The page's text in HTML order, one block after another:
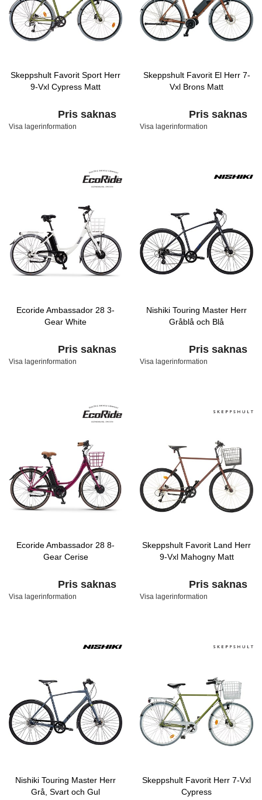
Skeppshult Favorit Sport Herr
9-Vxl Cypress Matt
Pris saknas
Visa lagerinformation
Skeppshult Favorit El Herr 7-
Vxl Brons Matt
Pris saknas
Visa lagerinformation
Ecoride Ambassador 28 3-
Gear White
Pris saknas
Visa lagerinformation
Nishiki Touring Master Herr
Gråblå och Blå
Pris saknas
Visa lagerinformation
Ecoride Ambassador 28 8-
Gear Cerise
Pris saknas
Visa lagerinformation
Skeppshult Favorit Land Herr
9-Vxl Mahogny Matt
Pris saknas
Visa lagerinformation
Nishiki Touring Master Herr
Grå, Svart och Gul
Skeppshult Favorit Herr 7-Vxl
Cypress